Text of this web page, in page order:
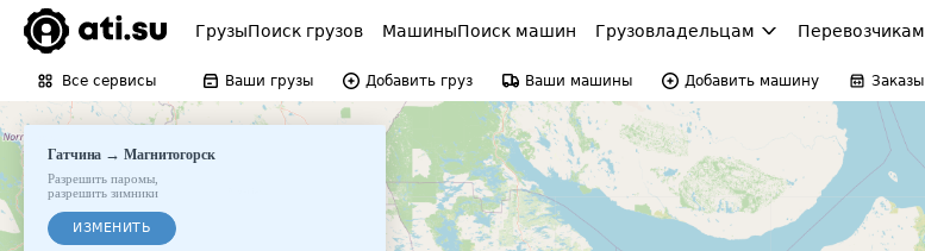
ГрузыПоиск грузов МашиныПоиск машин Грузовладельцам Перевозчикам
Все сервисы Ваши грузы Добавить груз Ваши машины Добавить машину Заказы
Гатчина →Магнитогорск
Разрешить паромы
разрешить зимники
ИЗМЕНИТЬ